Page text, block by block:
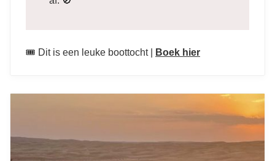
🎟️ Dit is een leuke boottocht | Boek hier